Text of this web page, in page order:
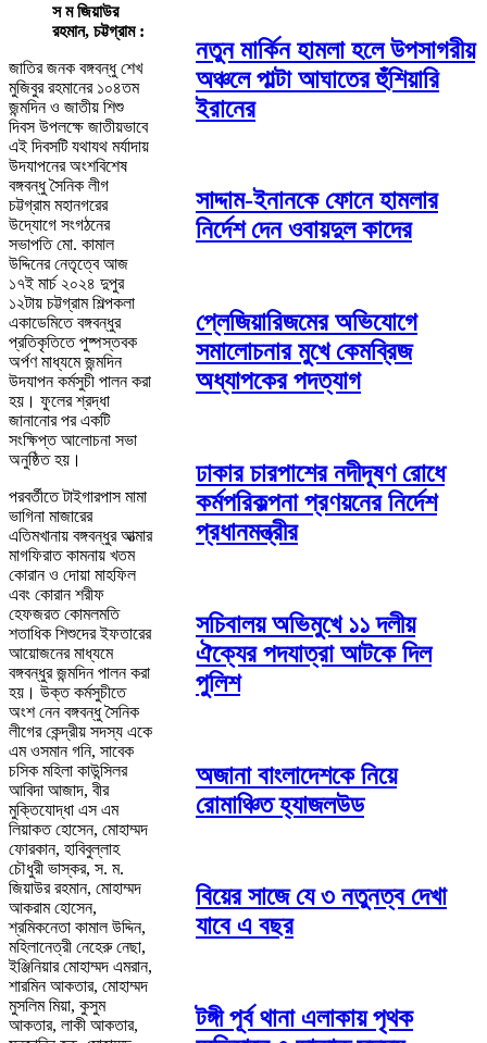
স ম জিয়াউর
রহমান, চট্টগ্রাম :
জাতির জনক বঙ্গবন্ধু শেখ
মুজিবুর রহমানের ১০৪তম
জন্মদিন ও জাতীয় শিশু
দিবস উপলক্ষে জাতীয়ভাবে
এই দিবসটি যথাযথ মর্যাদায়
উদযাপনের অংশবিশেষ
বঙ্গবন্ধু সৈনিক লীগ
চট্টগ্রাম মহানগরের
উদ্যোগে সংগঠনের
সভাপতি মো. কামাল
উদ্দিনের নেতৃত্বে আজ
১৭ই মার্চ ২০২৪ দুপুর
১২টায় চট্টগ্রাম শিল্পকলা
একাডেমিতে বঙ্গবন্ধুর
প্রতিকৃতিতে পুষ্পস্তবক
অর্পণ মাধ্যমে জন্মদিন
উদযাপন কর্মসুচী পালন করা
হয়। ফুলের শ্রদ্ধা
জানানোর পর একটি
সংক্ষিপ্ত আলোচনা সভা
অনুষ্ঠিত হয়।
পরবর্তীতে টাইগারপাস মামা
ভাগিনা মাজারের
এতিমখানায় বঙ্গবন্ধুর আত্মার
মাগফিরাত কামনায় খতম
কোরান ও দোয়া মাহফিল
এবং কোরান শরীফ
হেফজরত কোমলমতি
শতাধিক শিশুদের ইফতারের
আয়োজনের মাধ্যমে
বঙ্গবন্ধুর জন্মদিন পালন করা
হয়। উক্ত কর্মসুচীতে
অংশ নেন বঙ্গবন্ধু সৈনিক
লীগের কেন্দ্রীয় সদস্য একে
এম ওসমান গনি, সাবেক
চসিক মহিলা কাউন্সিলর
আবিদা আজাদ, বীর
মুক্তিযোদ্ধা এস এম
লিয়াকত হোসেন, মোহাম্মদ
ফোরকান, হাবিবুল্লাহ
চৌধুরী ভাস্কর, স. ম.
জিয়াউর রহমান, মোহাম্মদ
আকরাম হোসেন,
শ্রমিকনেতা কামাল উদ্দিন,
মহিলানেত্রী নেহেরু নেছা,
ইঞ্জিনিয়ার মোহাম্মদ এমরান,
শারমিন আকতার, মোহাম্মদ
মুসলিম মিয়া, কুসুম
আকতার, লাকী আকতার,
নতুন মার্কিন হামলা হলে উপসাগরীয়
অঞ্চলে পাল্টা আঘাতের হুঁশিয়ারি
ইরানের
সাদ্দাম-ইনানকে ফোনে হামলার
নির্দেশ দেন ওবায়দুল কাদের
প্লেজিয়ারিজমের অভিযোগে
সমালোচনার মুখে কেমব্রিজ
অধ্যাপকের পদত্যাগ
ঢাকার চারপাশের নদীদূষণ রোধে
কর্মপরিকল্পনা প্রণয়নের নির্দেশ
প্রধানমন্ত্রীর
সচিবালয় অভিমুখে ১১ দলীয়
ঐক্যের পদযাত্রা আটকে দিল
পুলিশ
অজানা বাংলাদেশকে নিয়ে
রোমাঞ্চিত হ্যাজলউড
বিয়ের সাজে যে ৩ নতুনত্ব দেখা
যাবে এ বছর
টঙ্গী পূর্ব থানা এলাকায় পৃথক